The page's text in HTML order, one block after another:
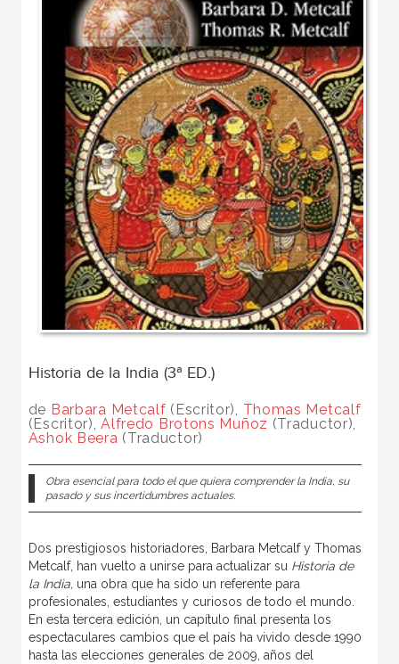
Historia de la India (3ª ED.)
de Barbara Metcalf (Escritor), Thomas Metcalf
(Escritor),Alfredo Brotons Muñoz (Traductor),
Ashok Beera (Traductor)
Obra esencial para todo el que quiera comprender la India, su
pasado y sus incertidumbres actuales.
Dos prestigiosos historiadores,
Barbara Metcalf y Thomas
Metcalf, han vuelto a unirse para actualizar su Historia de
la India, una obra que ha sido un referente para
profesionales, estudiantes y curiosos de todo el mundo.
En esta tercera edición, un capítulo final presenta los
espectaculares cambios que el país ha vivido desde 1990
hasta las elecciones generales de 2009, años del